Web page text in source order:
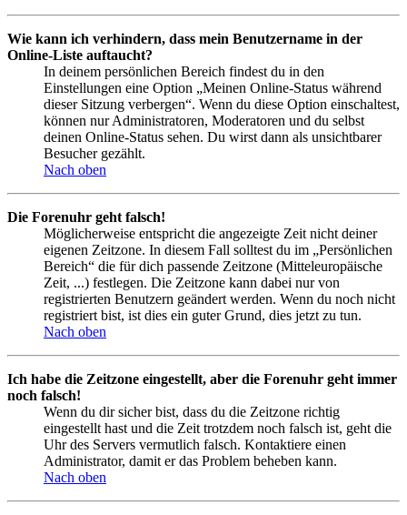
Wie kann ich verhindern, dass mein Benutzername in der
Online-Liste auftaucht?
In deinem persönlichen Bereich findest du in den
Einstellungen eine Option „Meinen Online-Status während
dieser Sitzung verbergen“. Wenn du diese Option einschaltest,
können nur Administratoren, Moderatoren und du selbst
deinen Online-Status sehen. Du wirst dann als unsichtbarer
Besucher gezählt.
Nach oben
Die Forenuhr geht falsch!
Möglicherweise entspricht die angezeigte Zeit nicht deiner
eigenen Zeitzone. In diesem Fall solltest du im „Persönlichen
Bereich“ die für dich passende Zeitzone (Mitteleuropäische
Zeit, ...) festlegen. Die Zeitzone kann dabei nur von
registrierten Benutzern geändert werden. Wenn du noch nicht
registriert bist, ist dies ein guter Grund, dies jetzt zu tun.
Nach oben
Ich habe die Zeitzone eingestellt, aber die Forenuhr geht immer
noch falsch!
Wenn du dir sicher bist, dass du die Zeitzone richtig
eingestellt hast und die Zeit trotzdem noch falsch ist, geht die
Uhr des Servers vermutlich falsch. Kontaktiere einen
Administrator, damit er das Problem beheben kann.
Nach oben